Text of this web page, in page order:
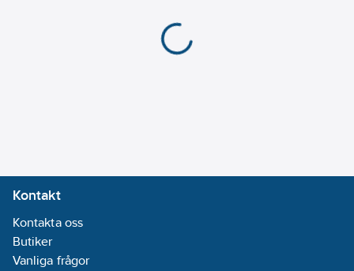
Kontakt
Kontakta oss
Butiker
Vanliga frågor